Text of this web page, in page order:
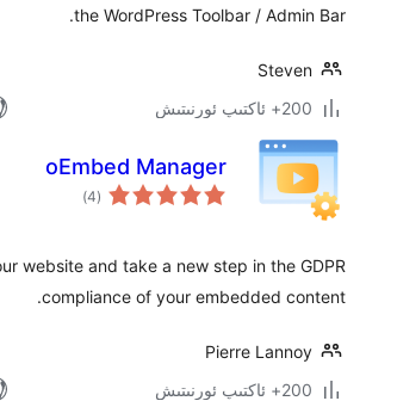
the WordPress Toolbar / Admin Bar.
Steven
200+ ئاكتىپ ئورنىتىش
oEmbed Manager
(4 ئومۇمىي
دەرىجە
)
website and take a new step in the GDPR
compliance of your embedded content.
Pierre Lannoy
200+ ئاكتىپ ئورنىتىش